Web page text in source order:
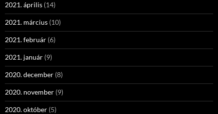
2021. április (14)
2021. március (10)
2021. február (6)
2021. január (9)
2020. december (8)
2020. november (9)
2020. október (5)